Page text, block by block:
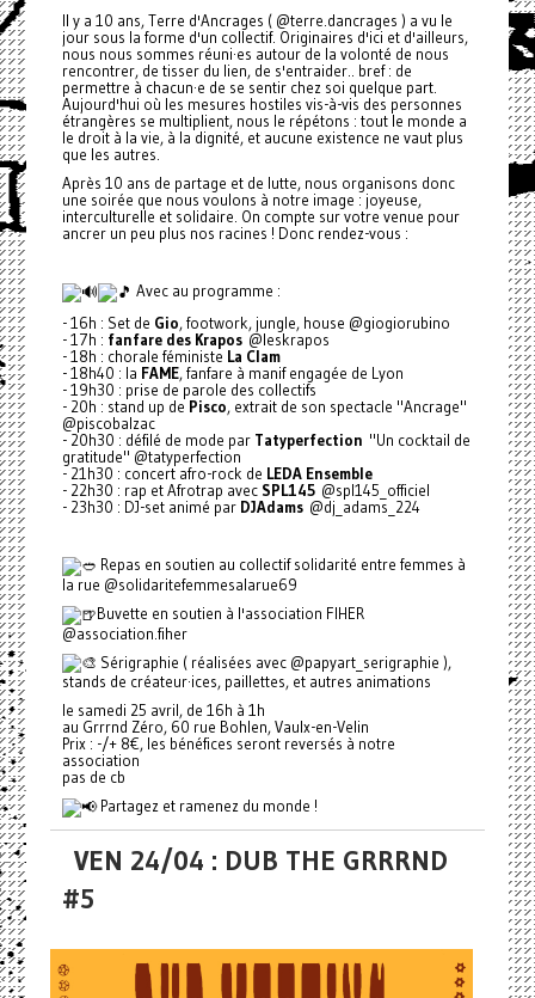
Il y a 10 ans, Terre d'Ancrages ( @terre.dancrages ) a vu le
jour sous la forme d'un collectif. Originaires d'ici et d'ailleurs,
nous nous sommes réuni·es autour de la volonté de nous
rencontrer, de tisser du lien, de s'entraider.. bref : de
permettre à chacun·e de se sentir chez soi quelque part.
Aujourd'hui où les mesures hostiles vis-à-vis des personnes
étrangères se multiplient, nous le répétons : tout le monde a
le droit à la vie, à la dignité, et aucune existence ne vaut plus
que les autres.
Après 10 ans de partage et de lutte, nous organisons donc
une soirée que nous voulons à notre image : joyeuse,
interculturelle et solidaire. On compte sur votre venue pour
ancrer un peu plus nos racines ! Donc rendez-vous :
Avec au programme :
- 16h : Set de Gio, footwork, jungle, house @giogiorubino
- 17h : fanfare des Krapos@leskrapos
- 18h : chorale féministe La Clam
- 18h40 : la FAME, fanfare à manif engagée de Lyon
- 19h30 : prise de parole des collectifs
- 20h : stand up de Pisco, extrait de son spectacle "Ancrage"
@piscobalzac
- 20h30 : défilé de mode par Tatyperfection "Un cocktail de
gratitude" @tatyperfection
- 21h30 : concert afro-rock de LEDA Ensemble
- 22h30 : rap et Afrotrap avec SPL145@spl145_officiel
- 23h30 : DJ-set animé par DJAdams@dj_adams_224
Repas en soutien au collectif solidarité entre femmes à
la rue @solidaritefemmesalarue69
Buvette en soutien à l'association FIHER
@association.fiher
Sérigraphie ( réalisées avec @papyart_serigraphie ),
stands de créateur·ices, paillettes, et autres animations
le samedi 25 avril, de 16h à 1h
au Grrrnd Zéro, 60 rue Bohlen, Vaulx-en-Velin
Prix : -/+ 8€, les bénéfices seront reversés à notre
association
pas de cb
Partagez et ramenez du monde !
VEN 24/04 : DUB THE GRRRND
#5